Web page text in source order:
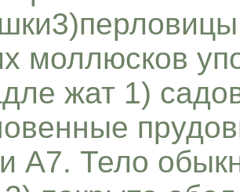
моллюсков
жат 1)
А7. Тело